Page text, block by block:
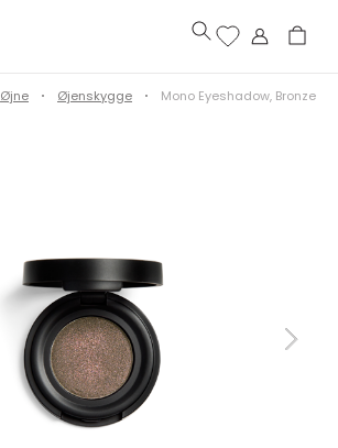
Øjne Øjenskygge Mono Eyeshadow, Bronze